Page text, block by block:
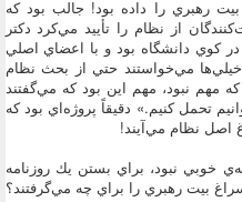
رهبري را داده بود! جالب بود كه
از نظام را تأييد مي‌كرد دكتر
كه خودش از عصر 17 تير در كوي دانشگاه بود و با اعضاي اصلي
مي‌خواستند حتي از بحث نظام
مهم نبود، مهم اين بود كه مي‌گفتند
تحمل كنيم.» دقيقاً پروژه‌اي بود كه
خوبي نبود، براي بستن يك روزنامه
بيت رهبري را براي چه مي‌گرفتند؟